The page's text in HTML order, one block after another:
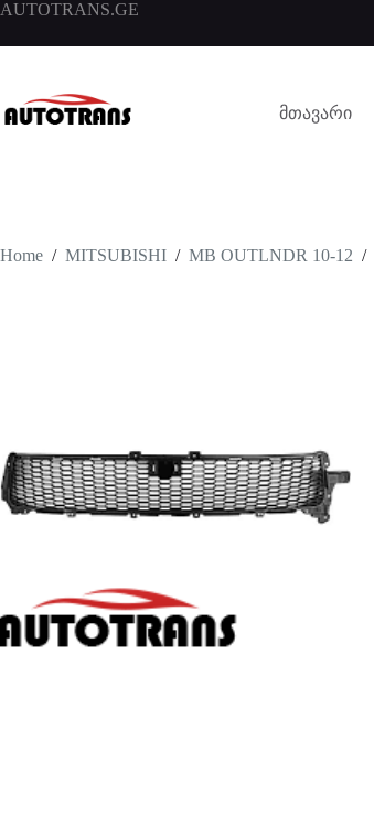
AUTOTRANS.GE
მთავარი
Home / MITSUBISHI / MB OUTLNDR 10-12 /